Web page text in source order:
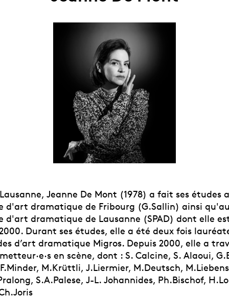
Jeanne De Mont (1978) a fait ses études
d'art dramatique de Fribourg (G.Sallin) ainsi
d'art dramatique de Lausanne (SPAD) dont elle
Durant ses études, elle a été deux fois
d’art dramatique Migros. Depuis 2000, elle a
en scène, dont : S. Calcine, S. Alaoui,
M.Krüttli, J.Liermier, M.Deutsch,
S.A.Palese, J-L. Johannides, Ph.Bischof,